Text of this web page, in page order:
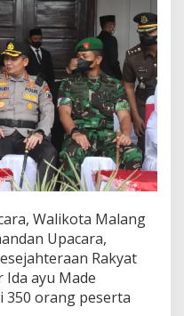
Walikota Malang
Upacara,
Rakyat
ayu Made
350 orang peserta